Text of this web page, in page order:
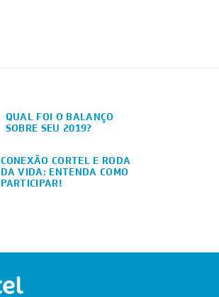
QUAL FOI O BALANÇO
SOBRE SEU 2019?
CONEXÃO CORTEL E RODA
DA VIDA: ENTENDA COMO
PARTICIPAR!